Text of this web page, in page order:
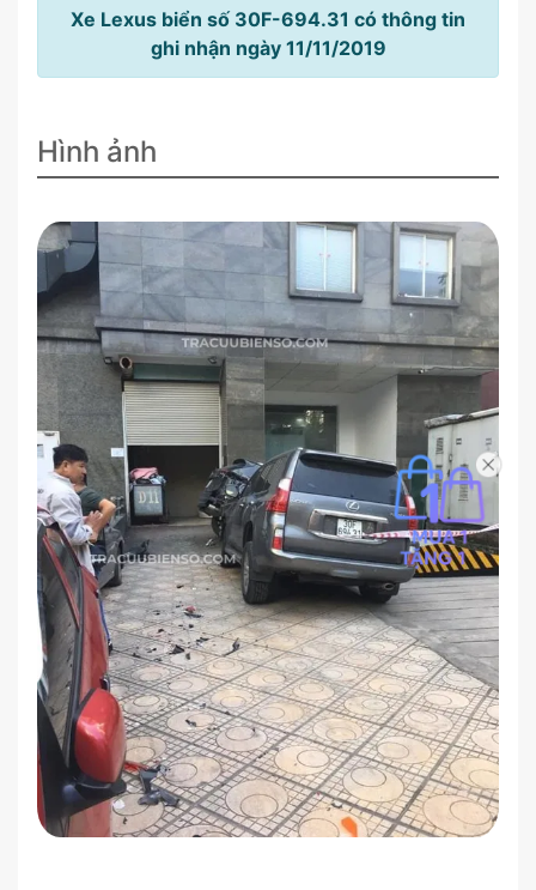
Xe Lexus biển số 30F-694.31 có thông tin
ghi nhận ngày 11/11/2019
Hình ảnh